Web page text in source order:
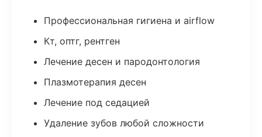
Профессиональная гигиена и airflow
Кт, оптг, рентген
Лечение десен и пародонтология
Плазмотерапия десен
Лечение под седацией
Удаление зубов любой сложности